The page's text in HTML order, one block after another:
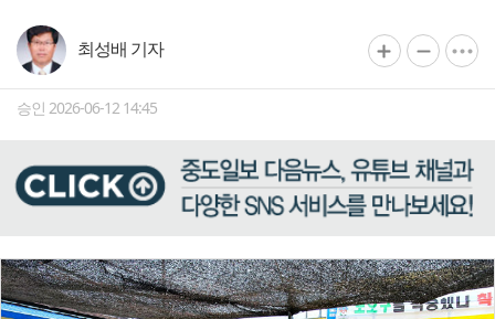
최성배 기자
승인 2026-06-12 14:45